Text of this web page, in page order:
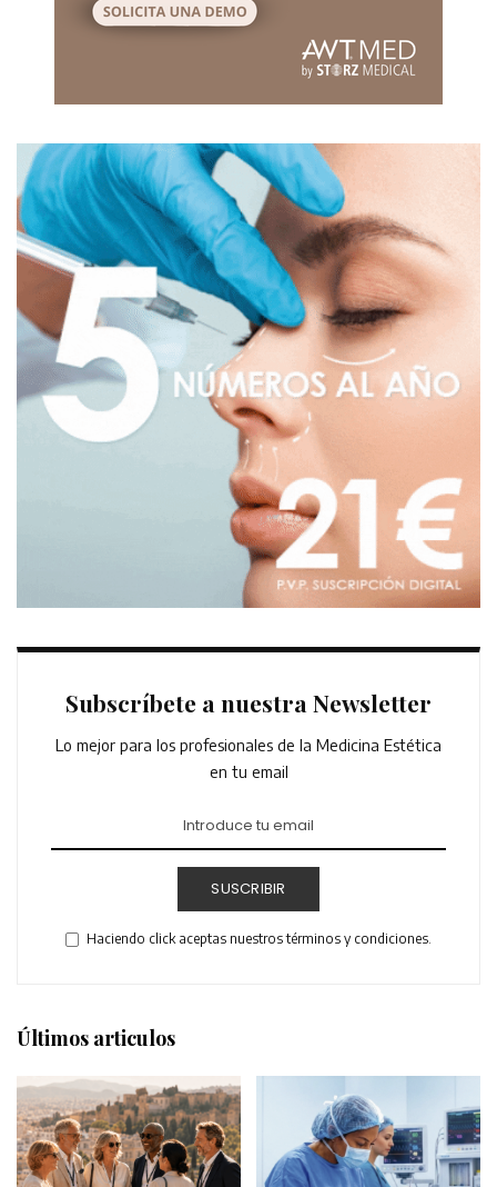
Subscríbete a nuestra Newsletter
Lo mejor para los profesionales de la Medicina Estética
en tu email
SUSCRIBIR
Haciendo click aceptas nuestros términos y condiciones.
Últimos articulos